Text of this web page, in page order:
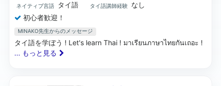
ネイティブ言語 タイ語 タイ語講師経験
なし
初心者歓迎！
MINAKO先生からのメッセージ
タイ語を学ぼう ! Let's learn Thai ! มาเรียนภาษาไทยกันเถอะ !
... もっと見る